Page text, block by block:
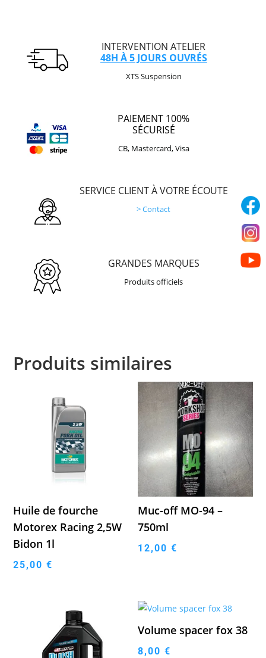
INTERVENTION ATELIER
48H À 5 JOURS OUVRÉS
XTS Suspension
PAIEMENT 100%
SÉCURISÉ
CB, Mastercard, Visa
SERVICE CLIENT À VOTRE ÉCOUTE
> Contact
GRANDES MARQUES
Produits officiels
Produits similaires
Huile de fourche
Motorex Racing 2,5W
Bidon 1l
25,00€
Muc-off MO-94 –
750ml
12,00€
Volume spacer fox 38
8,00€